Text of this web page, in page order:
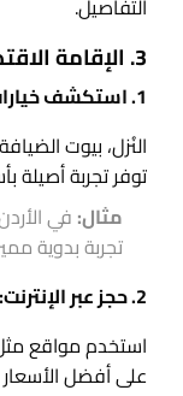
3. الإقامة الاقتصادية: الراحة دون تكلفة عالية
1. استكشف خيارات الإقامة المحلية:
النُزل، بيوت
توفر تجربة أصيلة
مثال: في
تجربة بدوية
2. حجز عبر الإنترنت:
استخدم مواقع
على أفضل